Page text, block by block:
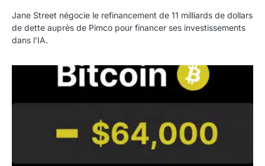
Jane Street négocie le refinancement de 11 milliards de dollars
de dette auprès de Pimco pour financer ses investissements
dans l'IA.
Bitcoin stagne à 64 000 dollars pendant que les